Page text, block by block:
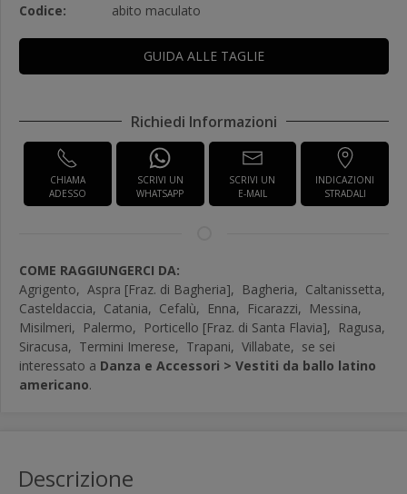
Codice: abito maculato
GUIDA ALLE TAGLIE
Richiedi Informazioni
CHIAMA
ADESSO
SCRIVI UN
WHATSAPP
SCRIVI UN
E-MAIL
INDICAZIONI
STRADALI
COME RAGGIUNGERCI DA:
Agrigento, Aspra [Fraz. di Bagheria], Bagheria, Caltanissetta,
Casteldaccia, Catania, Cefalù, Enna, Ficarazzi, Messina,
Misilmeri, Palermo, Porticello [Fraz. di Santa Flavia], Ragusa,
Siracusa, Termini Imerese, Trapani, Villabate, se sei
interessato a Danza e Accessori > Vestiti da ballo latino
americano.
Descrizione